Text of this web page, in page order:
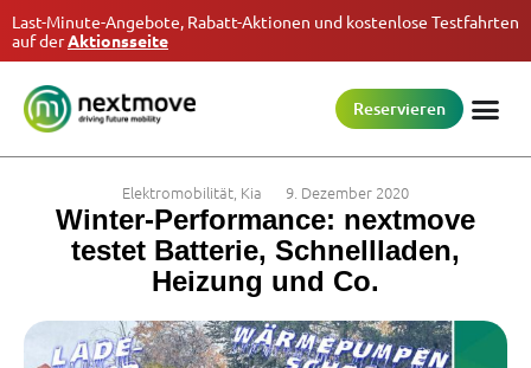
Last-Minute-Angebote, Rabatt-Aktionen und kostenlose Testfahrten
auf derAktionsseite
Reservieren
Elektromobilität, Kia 9. Dezember 2020
Winter-Performance: nextmove
testet Batterie, Schnellladen,
Heizung und Co.